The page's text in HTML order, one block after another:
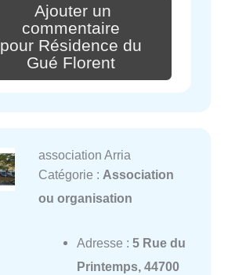
Ajouter un
commentaire
pour Résidence du
Gué Florent
association Arria
Catégorie : Association
ou organisation
Adresse : 5 Rue du
Printemps, 44700